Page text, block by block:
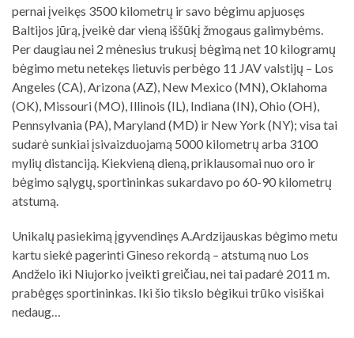
pernai įveikęs 3500 kilometrų ir savo bėgimu apjuosęs
Baltijos jūrą, įveikė dar vieną iššūkį žmogaus galimybėms.
Per daugiau nei 2 mėnesius trukusį bėgimą net 10 kilogramų
bėgimo metu netekęs lietuvis perbėgo 11 JAV valstijų – Los
Angeles (CA), Arizona (AZ), New Mexico (MN), Oklahoma
(OK), Missouri (MO), Illinois (IL), Indiana (IN), Ohio (OH),
Pennsylvania (PA), Maryland (MD) ir New York (NY); visa tai
sudarė sunkiai įsivaizduojamą 5000 kilometrų arba 3100
mylių distanciją. Kiekvieną dieną, priklausomai nuo oro ir
bėgimo sąlygų, sportininkas sukardavo po 60-90 kilometrų
atstumą.
Unikalų pasiekimą įgyvendinęs A.Ardzijauskas bėgimo metu
kartu siekė pagerinti Gineso rekordą – atstumą nuo Los
Andželo iki Niujorko įveikti greičiau, nei tai padarė 2011 m.
prabėgęs sportininkas. Iki šio tikslo bėgikui trūko visiškai
nedaug…